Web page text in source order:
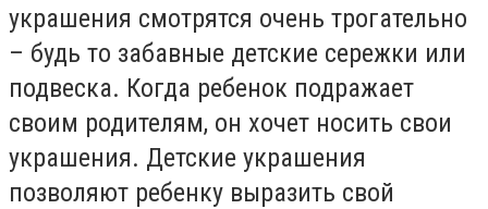
украшения смотрятся очень трогательно
– будь то забавные детские сережки или
подвеска. Когда ребенок подражает
своим родителям, он хочет носить свои
украшения. Детские украшения
позволяют ребенку выразить свой